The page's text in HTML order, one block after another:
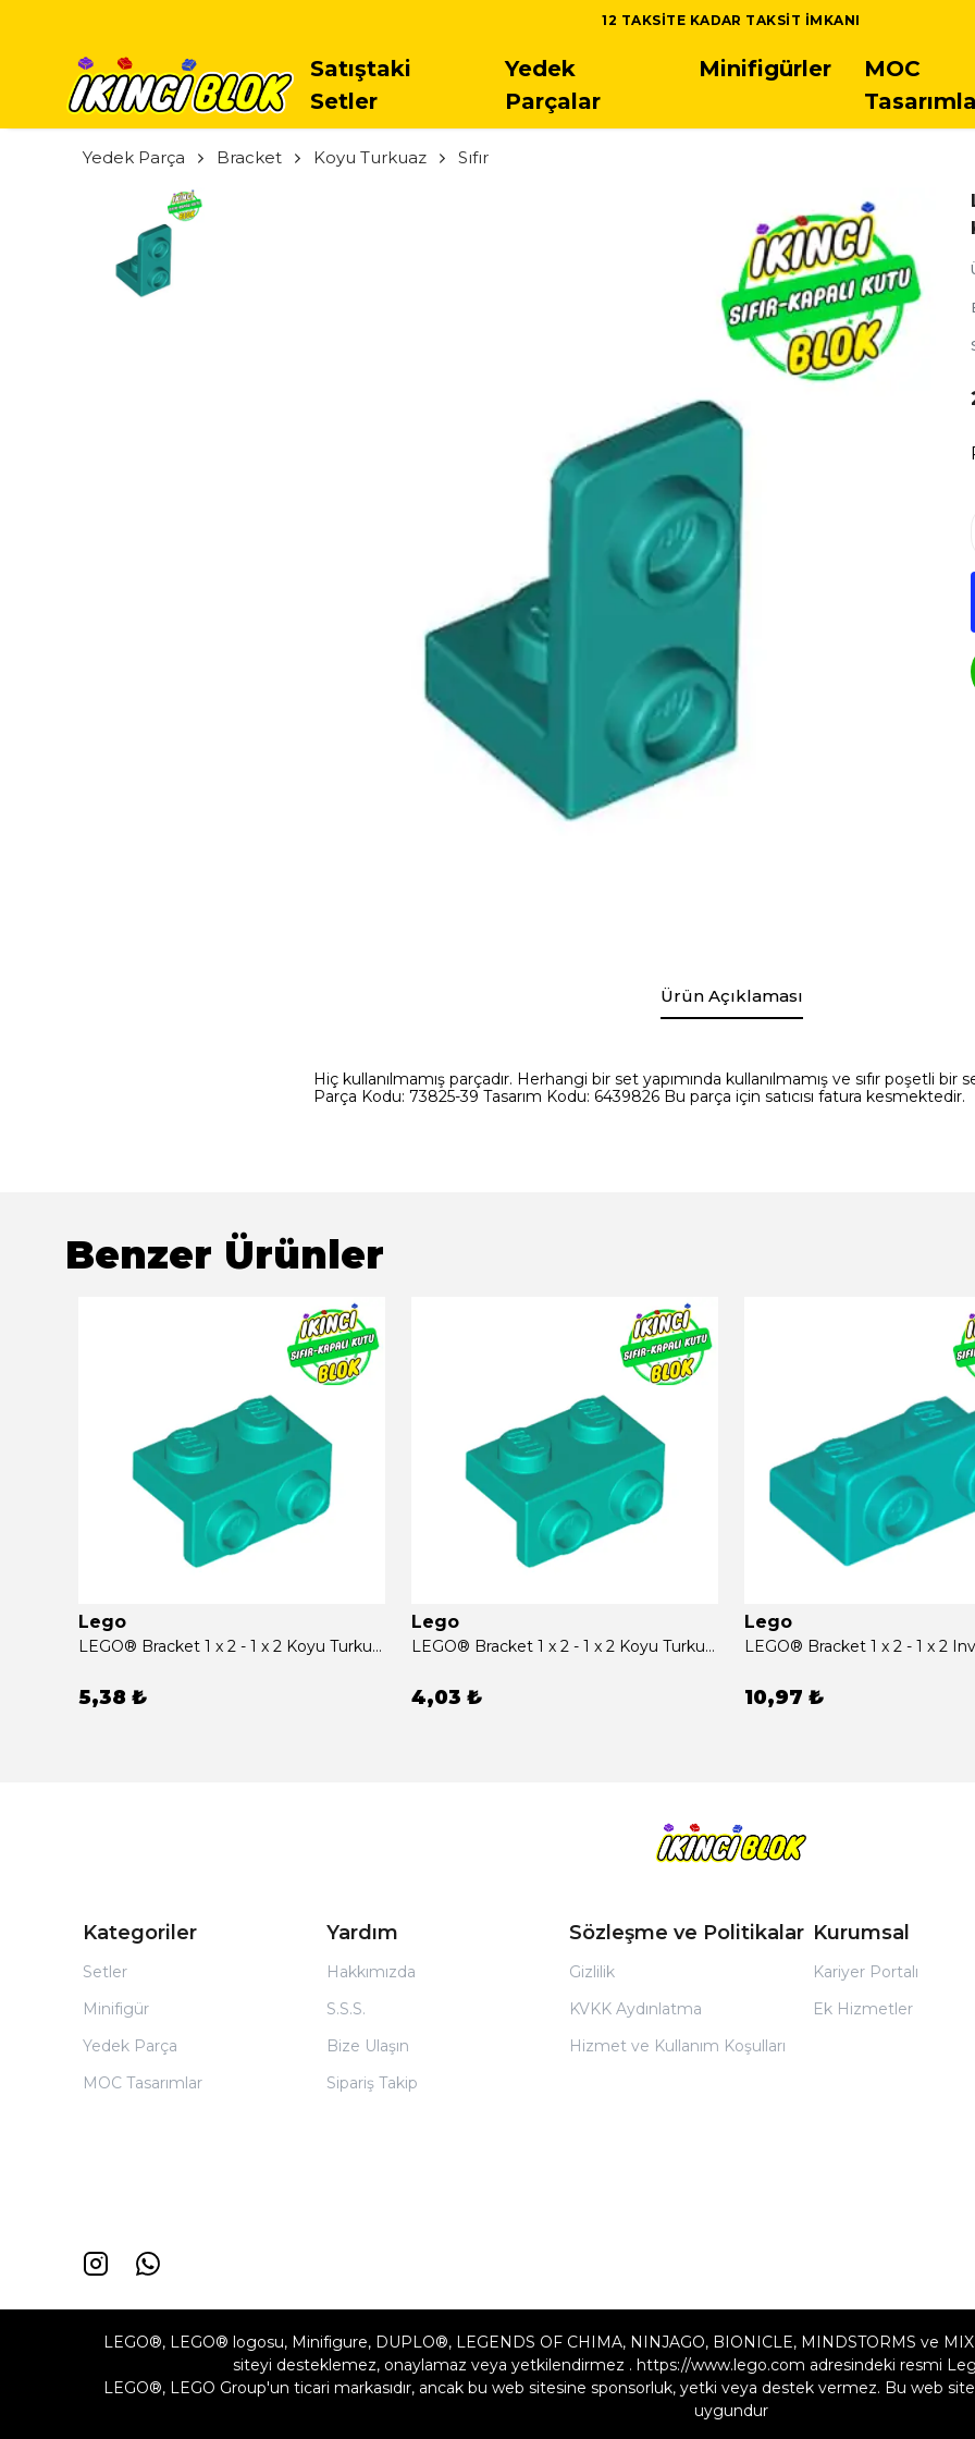
12 TAKSITE KADAR TAKSIT IMKANI
Satıştaki
Setler
Yedek
Parçalar
Minifigürler
MOC
Yedek Parça Bracket Koyu Turkuaz Sıfır
Ürün Açıklaması
Hiç kullanılmamış parçadır. Herhangi bir set yapımında kullanılmamış ve sıfır poşetli bir
Parça Kodu: 73825-39 Tasarım Kodu: 6439826 Bu parça için satıcısı fatura kesmektedir.
Benzer Ürünler
Lego
LEGO® Bracket 1 x 2 - 1 x 2 Koyu Turkuaz Sıfır
5,38 ₺
Lego
LEGO® Bracket 1 x 2 - 1 x 2 Koyu Turkuaz Sıfır
4,03 ₺
Lego
10,97 ₺
Kategoriler
Setler
Minifigür
Yedek Parça
MOC Tasarımlar
Yardım
Hakkımızda
S.S.S.
Bize Ulaşın
Sipariş Takip
Sözleşme ve Politikalar
Gizlilik
KVKK Aydınlatma
Hizmet ve Kullanım Koşulları
Kurumsal
Kariyer Portalı
Ek Hizmetler
LEGO®, LEGO® logosu, Minifigure, DUPLO®, LEGENDS OF CHIMA, NINJAGO, BIONICLE, MINDSTORMS ve
siteyi desteklemez, onaylamaz veya yetkilendirmez . https://www.lego.com adresindeki resmi
LEGO®, LEGO Group'un ticari markasıdır, ancak bu web sitesine sponsorluk, yetki veya destek vermez. Bu web
uygundur